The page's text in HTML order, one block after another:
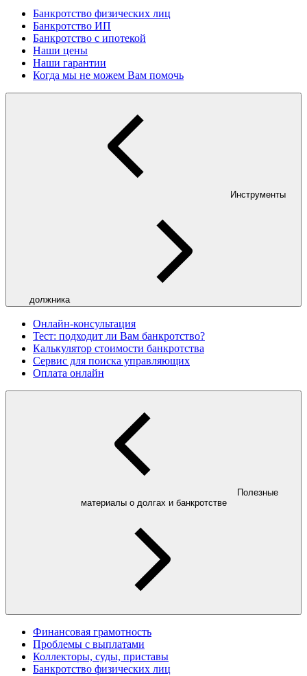
Банкротство физических лиц
Банкротство ИП
Банкротство с ипотекой
Наши цены
Наши гарантии
Когда мы не можем Вам помочь
Инструменты
должника
Онлайн-консультация
Тест: подходит ли Вам банкротство?
Калькулятор стоимости банкротства
Сервис для поиска управляющих
Оплата онлайн
Полезные
материалы о долгах и банкротстве
Финансовая грамотность
Проблемы с выплатами
Коллекторы, суды, приставы
Банкротство физических лиц